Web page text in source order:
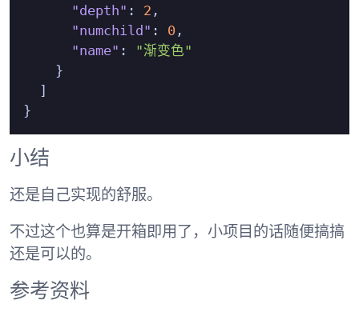
"depth" : 2 ,
"numchild" : 0 ,
"name" :
"渐变色"
}
]
}
小结
还是自己实现的舒服。
不过这个也算是开箱即用了，小项目的话随便搞搞
还是可以的。
参考资料